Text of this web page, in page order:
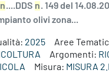
n....DDS n. 149 del
olivi zona...
2025
Aree
Argomenti:
Misura: MISURA